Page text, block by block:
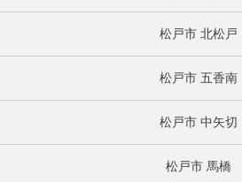
松戸市 北松戸
松戸市 五香南
松戸市 中矢切
松戸市 馬橋